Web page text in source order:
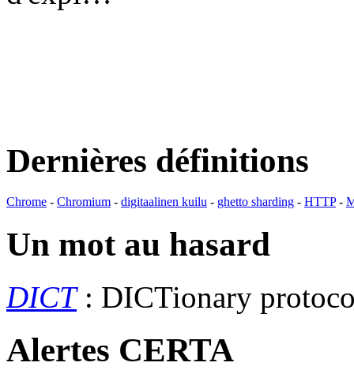
Dernières définitions
Chrome - Chromium - digitaalinen kuilu - ghetto sharding - HTTP-
Un mot au hasard
DICT: DICTionary
Alertes CERTA